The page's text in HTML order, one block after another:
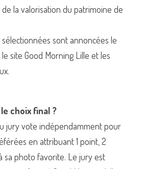
la valorisation du patrimoine de
sélectionnées sont annoncées le
site Good Morning Lille et les
choix final ?
jury vote indépendamment pour
en attribuant 1 point, 2
sa photo favorite. Le jury est